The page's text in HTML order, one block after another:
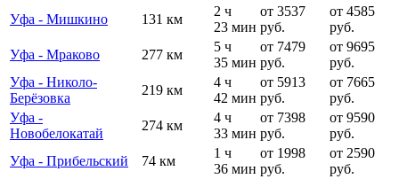
Уфа - Мишкино
131 км
2 ч
23 мин
от 3537
руб.
от 4585
руб.
Уфа - Мраково
277 км
5 ч
35 мин
от 7479
руб.
от 9695
руб.
Уфа - Николо-
Берёзовка
219 км
4 ч
42 мин
от 5913
руб.
от 7665
руб.
Уфа -
Новобелокатай
274 км
4 ч
33 мин
от 7398
руб.
от 9590
руб.
Уфа - Прибельский
74 км
1 ч
36 мин
от 1998
руб.
от 2590
руб.